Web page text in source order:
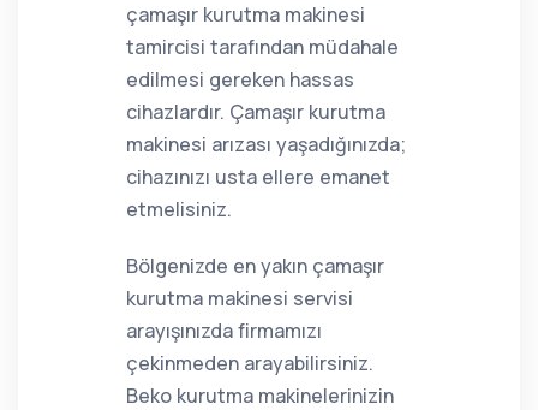
çamaşır kurutma makinesi
tamircisi tarafından müdahale
edilmesi gereken hassas
cihazlardır. Çamaşır kurutma
makinesi arızası yaşadığınızda;
cihazınızı usta ellere emanet
etmelisiniz.
Bölgenizde en yakın çamaşır
kurutma makinesi servisi
arayışınızda firmamızı
çekinmeden arayabilirsiniz.
Beko kurutma makinelerinizin